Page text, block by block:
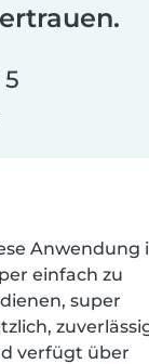
Anwendung
einfach zu
super
verfügt über